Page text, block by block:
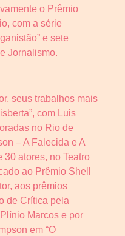
o Prêmio
com a série
e sete
Jornalismo.
seus trabalhos mais
com Luis
no Rio de
– A Falecida e A
30 atores, no Teatro
ao Prêmio Shell
aos prêmios
de Crítica pela
Marcos e por
em “O